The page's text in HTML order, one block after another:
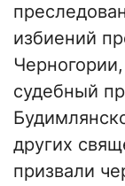
избиений
судебный
других
призвали